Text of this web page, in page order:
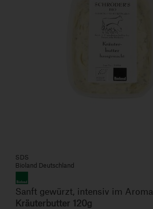
SDS
Bioland Deutschland
Sanft gewürzt, intensiv im Aroma
Kräuterbutter 120g